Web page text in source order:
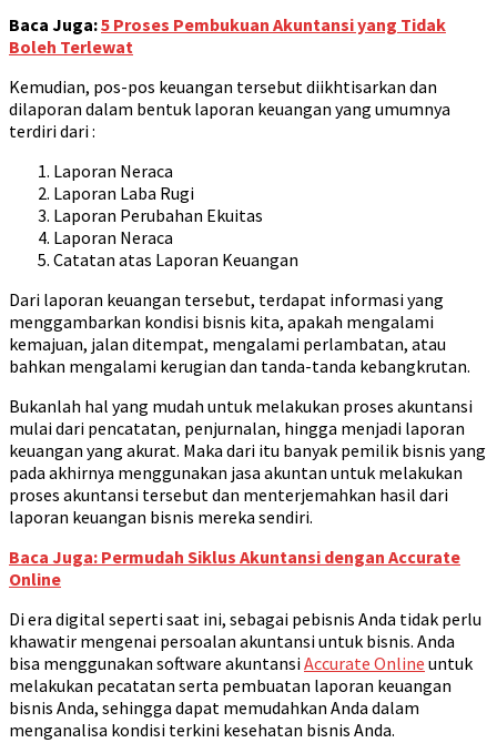
Baca Juga:5 Proses Pembukuan Akuntansi yang Tidak
Boleh Terlewat
Kemudian, pos-pos keuangan tersebut diikhtisarkan dan
dilaporan dalam bentuk laporan keuangan yang umumnya
terdiri dari :
Laporan Neraca
Laporan Laba Rugi
Laporan Perubahan Ekuitas
Laporan Neraca
Catatan atas Laporan Keuangan
Dari laporan keuangan tersebut, terdapat informasi yang
menggambarkan kondisi bisnis kita, apakah mengalami
kemajuan, jalan ditempat, mengalami perlambatan, atau
bahkan mengalami kerugian dan tanda-tanda kebangkrutan.
Bukanlah hal yang mudah untuk melakukan proses akuntansi
mulai dari pencatatan, penjurnalan, hingga menjadi laporan
keuangan yang akurat. Maka dari itu banyak pemilik bisnis yang
pada akhirnya menggunakan jasa akuntan untuk melakukan
proses akuntansi tersebut dan menterjemahkan hasil dari
laporan keuangan bisnis mereka sendiri.
Baca Juga: Permudah Siklus Akuntansi dengan Accurate
Online
Di era digital seperti saat ini, sebagai pebisnis Anda tidak perlu
khawatir mengenai persoalan akuntansi untuk bisnis. Anda
bisa menggunakan software akuntansiAccurate Online untuk
melakukan pecatatan serta pembuatan laporan keuangan
bisnis Anda, sehingga dapat memudahkan Anda dalam
menganalisa kondisi terkini kesehatan bisnis Anda.